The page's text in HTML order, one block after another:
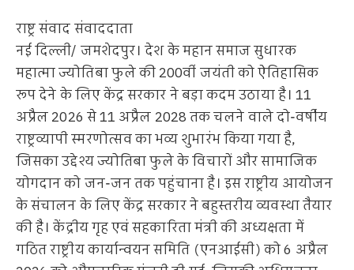
राष्ट्र संवाद संवाददाता
नई दिल्ली/ जमशेदपुर। देश के महान समाज सुधारक
महात्मा ज्योतिबा फुले की 200वीं जयंती को ऐतिहासिक
रूप देने के लिए केंद्र सरकार ने बड़ा कदम उठाया है। 11
अप्रैल 2026 से 11 अप्रैल 2028 तक चलने वाले दो-वर्षीय
राष्ट्रव्यापी स्मरणोत्सव का भव्य शुभारंभ किया गया है,
जिसका उद्देश्य ज्योतिबा फुले के विचारों और सामाजिक
योगदान को जन-जन तक पहुंचाना है। इस राष्ट्रीय आयोजन
के संचालन के लिए केंद्र सरकार ने बहुस्तरीय व्यवस्था तैयार
की है। केंद्रीय गृह एवं सहकारिता मंत्री की अध्यक्षता में
गठित राष्ट्रीय कार्यान्वयन समिति (एनआईसी) को 6 अप्रैल